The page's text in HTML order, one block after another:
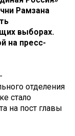
Рамзана
выборах.
на пресс-
отделения
стало
на пост главы